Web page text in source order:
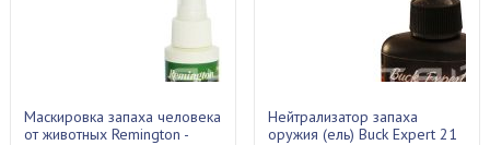
Маскировка запаха человека
от животных Remington -
Нейтрализатор запаха
оружия (ель) Buck Expert 21